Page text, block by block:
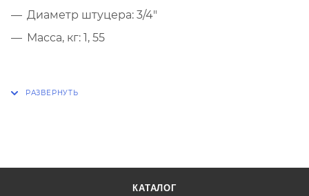
Диаметр штуцера: 3/4"
Масса, кг: 1, 55
КАТАЛОГ